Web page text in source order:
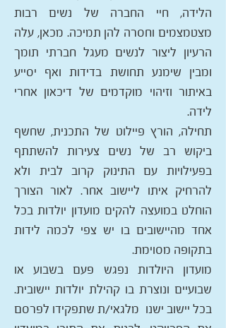
הלידה, חיי החברה של נשים רבות
מצטמצמים וחסרה להן תמיכה. מכאן, עלה
הרעיון ליצור לנשים מעגל חברתי תומך
ומבין שימנע תחושת בדידות ואף יסייע
באיתור וזיהוי מוקדמים של דיכאון אחרי
לידה.
תחילה, הורץ פיילוט של התכנית, שחשף
ביקוש רב של נשים צעירות להשתתף
בפעילויות עם התינוק קרוב לבית ולא
להרחיק איתו ליישוב אחר. לאור הצורך
הוחלט במועצה להקים מועדון יולדות בכל
אחד מהיישובים בו יש צפי לכמה לידות
בתקופה מסוימת.
מועדון היולדות נפגש פעם בשבוע או
שבועיים ונוצרת בו קהילת יולדות יישובית.
בכל יישוב ישנו מלגאי/ת שתפקידו לפרסם